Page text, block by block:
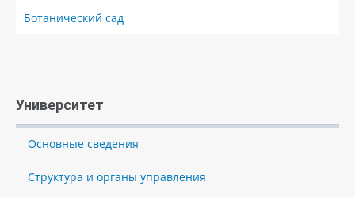
Ботанический сад
Университет
Основные сведения
Структура и органы управления